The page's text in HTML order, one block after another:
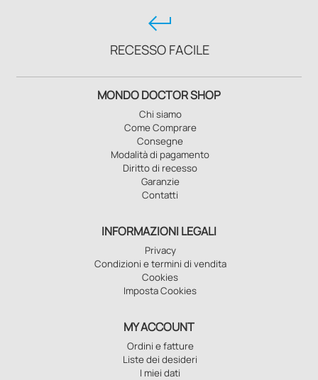
keyboard_return
RECESSO FACILE
MONDO DOCTOR SHOP
Chi siamo
Come Comprare
Consegne
Modalità di pagamento
Diritto di recesso
Garanzie
Contatti
INFORMAZIONI LEGALI
Privacy
Condizioni e termini di vendita
Cookies
Imposta Cookies
MY ACCOUNT
Ordini e fatture
Liste dei desideri
I miei dati